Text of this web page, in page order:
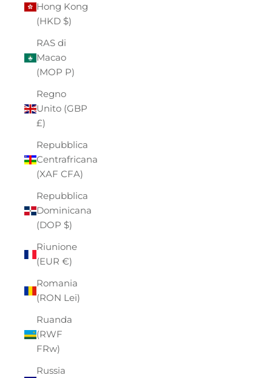
Hong Kong
(HKD $)
RAS di
Macao
(MOP P)
Regno
Unito (GBP
£)
Repubblica
Centrafricana
(XAF CFA)
Repubblica
Dominicana
(DOP $)
Riunione
(EUR €)
Romania
(RON Lei)
Ruanda
(RWF
FRw)
Russia